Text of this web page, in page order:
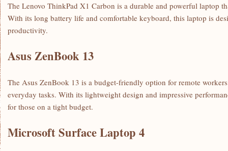
The Lenovo ThinkPad X1 ⁤Carbon is a durable ‍and powerful ⁣laptop
With its long battery life and comfortable keyboard, ​this laptop is⁢
productivity.
Asus ‍ZenBook⁤ 13
The Asus ZenBook 13 is ‍a ​budget-friendly option for remote
everyday tasks. With its lightweight design and ⁤impressive
for those on a ⁢tight ⁣budget.
Microsoft ‍Surface Laptop 4